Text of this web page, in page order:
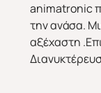
animatronic
την ανάσα.
αξέχαστη